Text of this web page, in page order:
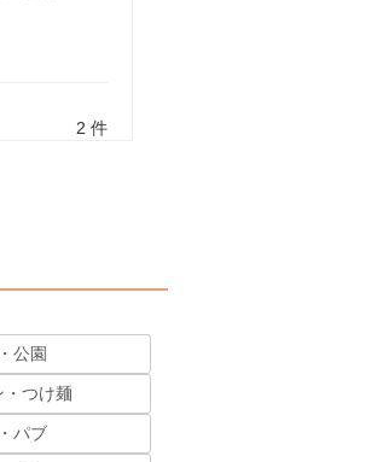
2 件
公園
・つけ麺
パブ